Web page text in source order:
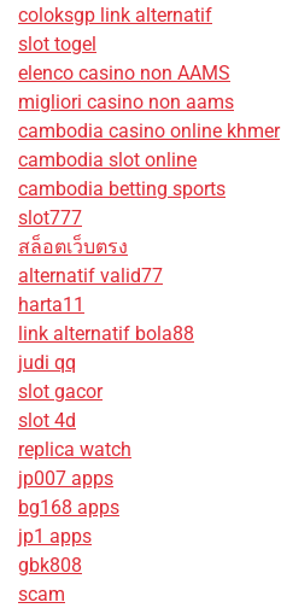
coloksgp link alternatif
slot togel
elenco casino non AAMS
migliori casino non aams
cambodia casino online khmer
cambodia slot online
cambodia betting sports
slot777
สล็อตเว็บตรง
alternatif valid77
harta11
link alternatif bola88
judi qq
slot gacor
slot 4d
replica watch
jp007 apps
bg168 apps
jp1 apps
gbk808
scam